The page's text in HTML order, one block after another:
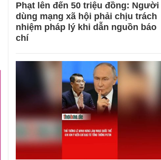
Phạt lên đến 50 triệu đồng: Người
dùng mạng xã hội phải chịu trách
nhiệm pháp lý khi dẫn nguồn báo
chí